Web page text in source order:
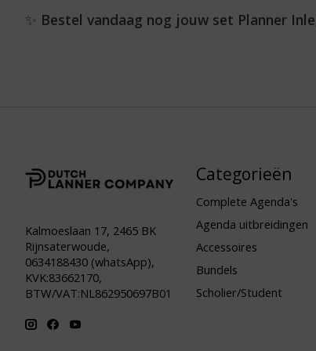
✨ Bestel vandaag nog jouw set Planner
Kalmoeslaan 17, 2465 BK
Rijnsaterwoude,
0634188430 (whatsApp),
KVK:83662170,
BTW/VAT:NL862950697B01
Categorieën
Complete Agenda's
Agenda uitbreidingen
Accessoires
Bundels
Scholier/Student